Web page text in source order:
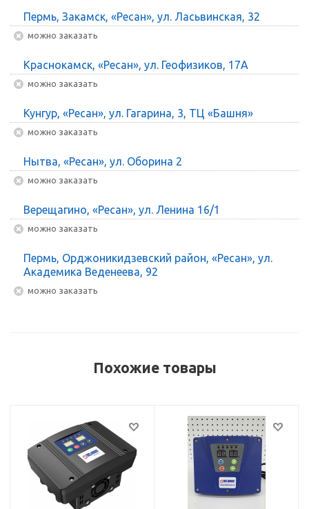
Пермь, Закамск, «Ресан», ул. Ласьвинская, 32
Можно заказать
Краснокамск, «Ресан», ул. Геофизиков, 17А
Можно заказать
Кунгур, «Ресан», ул. Гагарина, 3, ТЦ «Башня»
Можно заказать
Нытва, «Ресан», ул. Оборина 2
Можно заказать
Верещагино, «Ресан», ул. Ленина 16/1
Можно заказать
Пермь, Орджоникидзевский район, «Ресан», ул.
Академика Веденеева, 92
Можно заказать
Похожие товары